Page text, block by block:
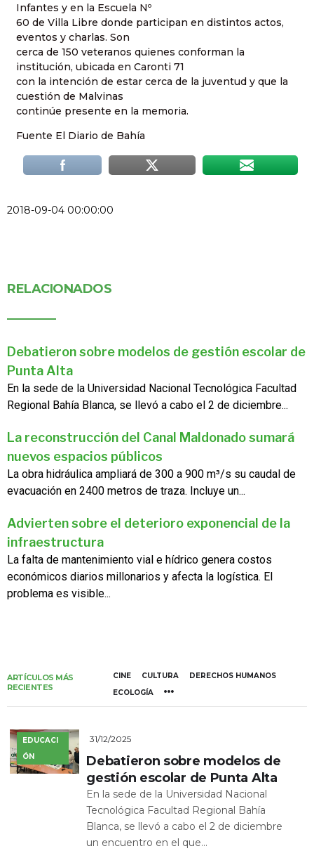
Infantes y en la Escuela Nº
60 de Villa Libre donde participan en distintos actos,
eventos y charlas. Son
cerca de 150 veteranos quienes conforman la
institución, ubicada en Caronti 71
con la intención de estar cerca de la juventud y que la
cuestión de Malvinas
continúe presente en la memoria.
Fuente El Diario de Bahía
2018-09-04 00:00:00
RELACIONADOS
Debatieron sobre modelos de gestión escolar de
Punta Alta
En la sede de la Universidad Nacional Tecnológica Facultad
Regional Bahía Blanca, se llevó a cabo el 2 de diciembre...
La reconstrucción del Canal Maldonado sumará
nuevos espacios públicos
La obra hidráulica ampliará de 300 a 900 m³/s su caudal de
evacuación en 2400 metros de traza. Incluye un...
Advierten sobre el deterioro exponencial de la
infraestructura
La falta de mantenimiento vial e hídrico genera costos
económicos diarios millonarios y afecta la logística. El
problema es visible...
ARTÍCULOS MÁS
RECIENTES
CINE CULTURA
DERECHOS HUMANOS
ECOLOGÍA
EDUCACI
ÓN
31/12/2025
Debatieron sobre modelos de
gestión escolar de Punta Alta
En la sede de la Universidad Nacional
Tecnológica Facultad Regional Bahía
Blanca, se llevó a cabo el 2 de diciembre
un encuentro en el que...